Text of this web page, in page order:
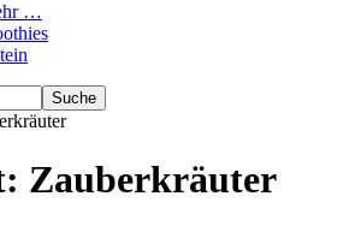
…
Zauberkräuter